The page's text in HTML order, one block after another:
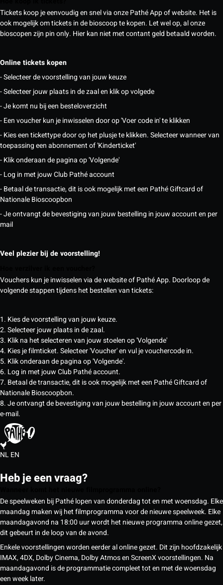
Tickets koop je eenvoudig en snel via onze Pathé App of website. Het is
ook mogelijk om tickets in de bioscoop te kopen. Let wel op, al onze
bioscopen zijn pin only. Hier kan niet met contant geld betaald worden.
Online tickets kopen
- Selecteer de voorstelling van jouw keuze
- Selecteer jouw plaats in de zaal en klik op volgede
- Je komt nu bij een besteloverzicht
- Een voucher kun je inwisselen door op 'Voer code in' te klikken
- Kies een tickettype door op het plusje te klikken. Selecteer wanneer van
toepassing een abonnement of 'Kinderticket'
- Klik onderaan de pagina op 'Volgende'
- Log in met jouw Club Pathé account
- Betaal de transactie, dit is ook mogelijk met een Pathé Giftcard of
Nationale Bioscoopbon
- Je ontvangt de bevestiging van jouw bestelling in jouw account en per
mail
Veel plezier bij de voorstelling!
Vouchers kun je inwisselen via de website of Pathé App. Doorloop de
volgende stappen tijdens het bestellen van tickets:
1. Kies de voorstelling van jouw keuze.
2. Selecteer jouw plaats in de zaal.
3. Klik na het selecteren van jouw stoelen op 'Volgende'
4. Kies je filmticket. Selecteer 'Voucher' en vul je vouchercode in.
5. Klik onderaan de pagina op 'Volgende'.
6. Log in met jouw Club Pathé account.
7. Betaal de transactie, dit is ook mogelijk met een Pathé Giftcard of
Nationale Bioscoopbon.
8. Je ontvangt de bevestiging van jouw bestelling in jouw account en per
e-mail.
NLEN
Heb je een vraag?
De speelweken bij Pathé lopen van donderdag tot en met woensdag. Elke
maandag maken wij het filmprogramma voor de nieuwe speelweek. Elke
maandagavond na 18:00 uur wordt het nieuwe programma online gezet,
dit gebeurt in de loop van de avond.
Enkele voorstellingen worden eerder al online gezet. Dit zijn hoofdzakelijk
IMAX, 4DX, Dolby Cinema, Dolby Atmos en ScreenX voorstellingen. Na
maandagavond is de programmatie compleet tot en met de woensdag
een week later.